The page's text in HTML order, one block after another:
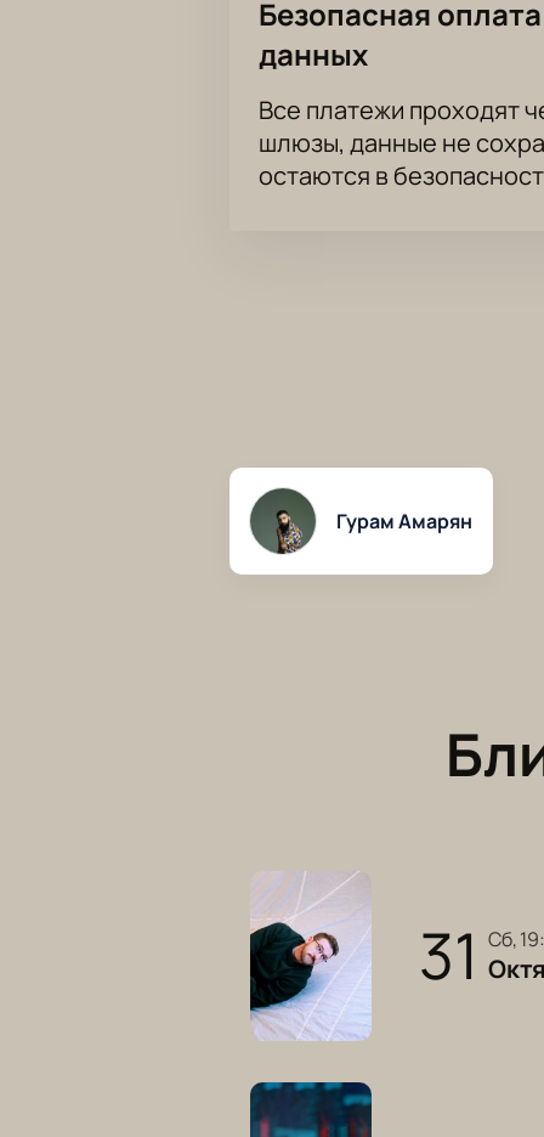
Безопасная
данных
Все платежи проходят
шлюзы, данные не
остаются в
Гурам Амарян
31 сб,